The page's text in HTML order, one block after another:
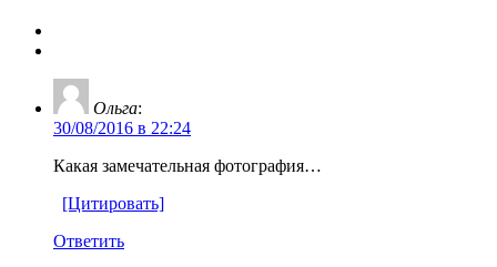
Ольга:
30/08/2016 в 22:24
Какая замечательная фотография…
[Цитировать]
Ответить